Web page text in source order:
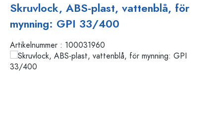
Skruvlock, ABS-plast, vattenblå, för
mynning: GPI 33/400
Artikelnummer : 100031960